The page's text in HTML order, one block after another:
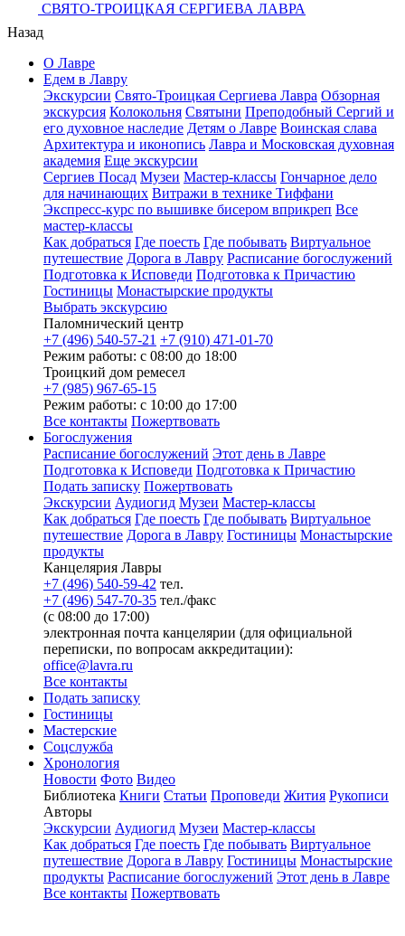
СВЯТО-ТРОИЦКАЯ СЕРГИЕВА ЛАВРА
Назад
О Лавре
Едем в Лавру
Экскурсии Свято-Троицкая Сергиева Лавра Обзорная
экскурсия Колокольня Святыни Преподобный Сергий и
его духовное наследие Детям о Лавре Воинская слава
Архитектура и иконопись Лавра и Московская духовная
академия Еще экскурсии
Сергиев Посад Музеи Мастер-классы Гончарное дело
для начинающих Витражи в технике Тиффани
Экспресс-курс по вышивке бисером вприкреп Все
мастер-классы
Как добраться Где поесть Где побывать Виртуальное
путешествие Дорога в Лавру Расписание богослужений
Подготовка к Исповеди Подготовка к Причастию
Гостиницы Монастырские продукты
Выбрать экскурсию
Паломнический центр
+7 (496) 540-57-21 +7 (910) 471-01-70
Режим работы: с 08:00 до 18:00
Троицкий дом ремесел
+7 (985) 967-65-15
Режим работы: с 10:00 до 17:00
Все контакты Пожертвовать
Богослужения
Расписание богослужений Этот день в Лавре
Подготовка к Исповеди Подготовка к Причастию
Подать записку Пожертвовать
Экскурсии Аудиогид Музеи Мастер-классы
Как добраться Где поесть Где побывать Виртуальное
путешествие Дорога в Лавру Гостиницы Монастырские
продукты
Канцелярия Лавры
+7 (496) 540-59-42 тел.
+7 (496) 547-70-35 тел./факс
(с 08:00 до 17:00)
электронная почта канцелярии (для официальной
переписки, по вопросам аккредитации):
office@lavra.ru
Все контакты
Подать записку
Гостиницы
Мастерские
Соцслужба
Хронология
Новости Фото Видео
Библиотека Книги Статьи Проповеди Жития Рукописи
Авторы
Экскурсии Аудиогид Музеи Мастер-классы
Как добраться Где поесть Где побывать Виртуальное
путешествие Дорога в Лавру Гостиницы Монастырские
продукты Расписание богослужений Этот день в Лавре
Все контакты Пожертвовать